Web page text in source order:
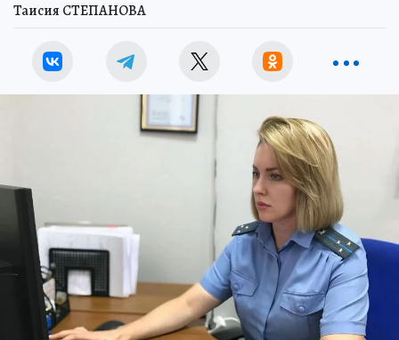
Таисия СТЕПАНОВА